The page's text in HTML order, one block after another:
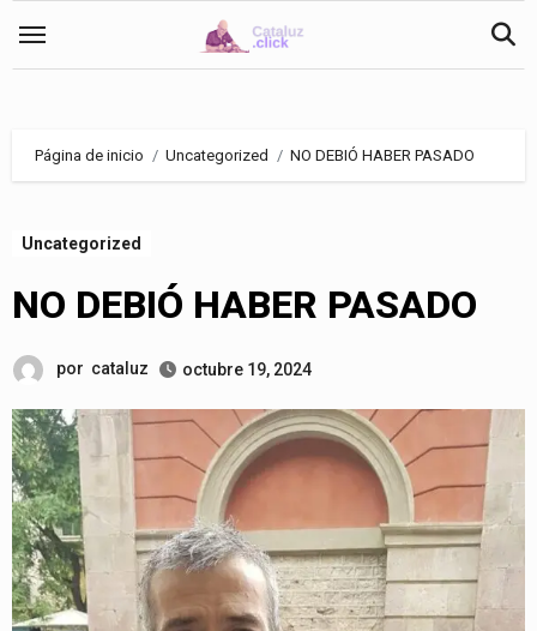
Página de inicio Uncategorized NO DEBIÓ HABER PASADO
Uncategorized
NO DEBIÓ HABER PASADO
por cataluz octubre 19, 2024